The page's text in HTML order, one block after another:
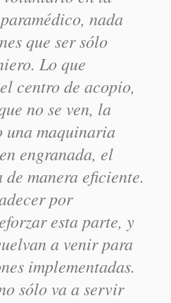
nada
que ser sólo
Lo que
centro de acopio,
no se ven, la
una maquinaria
engranada, el
manera eficiente.
por
esta parte, y
a venir para
implementadas.
sólo va a servir